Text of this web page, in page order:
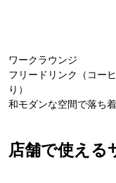
ワークラウンジ
フリードリンク（コー
り）
和モダンな空間で落ち
店舗で使える